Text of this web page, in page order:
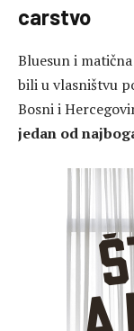
carstvo
Bluesun i
bili u vlasništvu
Bosni i
jedan od